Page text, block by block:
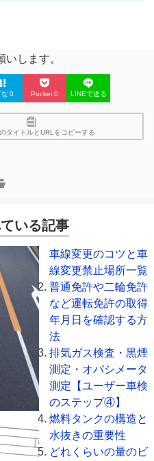
いします。
0 Pocket0 LINEで送る
タイトルとURLをコピーする
いる記事
車線変更のコツと車
線変更禁止場所一覧
普通免許や二輪免許
など運転免許の取得
年月日を確認する方
法
排気ガス検査・黒煙
測定・オパシメータ
測定【ユーザー車検
のステップ④】
燃料タンクの構造と
水抜きの重要性
どれくらいの量のビ